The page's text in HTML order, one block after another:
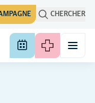
CHERCHER